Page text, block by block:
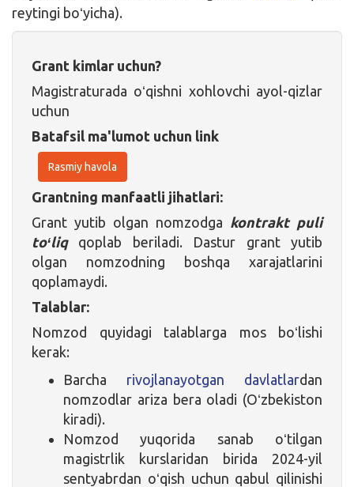
reytingi boʻyicha).
Grant kimlar uchun?
Magistraturada oʻqishni xohlovchi ayol-qizlar
uchun
Batafsil ma'lumot uchun link
Rasmiy havola
Grantning manfaatli jihatlari:
Grant yutib olgan nomzodga kontrakt puli
toʻliq qoplab beriladi. Dastur grant yutib
olgan nomzodning boshqa xarajatlarini
qoplamaydi.
Talablar:
Nomzod quyidagi talablarga mos boʻlishi
kerak:
Barcha rivojlanayotgan davlatlardan
nomzodlar ariza bera oladi (Oʻzbekiston
kiradi).
Nomzod yuqorida sanab oʻtilgan
magistrlik kurslaridan birida 2024-yil
sentyabrdan oʻqish uchun qabul qilinishi